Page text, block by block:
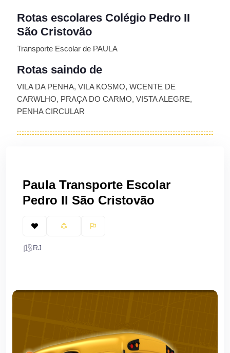
Paula Transporte Escolar
Pedro II São Cristovão
RJ
Rotas escolares Colégio Pedro II
São Cristovão
Transporte Escolar de PAULA
Rotas saindo de
VILA DA PENHA, VILA KOSMO, WCENTE DE
CARWLHO, PRAÇA DO CARMO, VISTA ALEGRE,
PENHA CIRCULAR